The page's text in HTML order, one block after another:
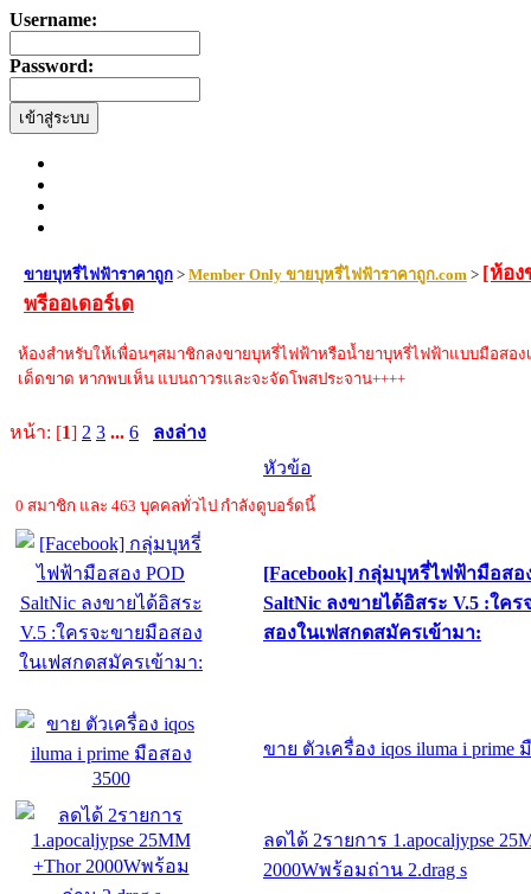
Username:
Password:
ขายบุหรี่ไฟฟ้าราคาถูก> Member Only ขายบุหรี่ไฟฟ้าราคาถูก.com> [ห้อง
พรีออเดอร์เด
ห้องสำหรับให้เพื่อนๆสมาชิกลงขายบุหรี่ไฟฟ้าหรือน้ำยาบุหรี่ไฟฟ้าแบบมือสอ
เด็ดขาด หากพบเห็น แบนถาวรและจะจัดโพสประจาน++++
หน้า: [1] 2 3 ... 6
ลงล่าง
หัวข้อ
0 สมาชิก และ 463 บุคคลทั่วไป กำลังดูบอร์ดนี้
[Facebook] กลุ่มบุหรี่ไฟฟ้ามือสอ
SaltNic ลงขายได้อิสระ V.5 :ใค
สองในเฟสกดสมัครเข้ามา:
ขาย ตัวเครื่อง iqos iluma i prime
ลดได้ 2รายการ 1.apocaljypse
2000Wพร้อมถ่าน 2.drag s